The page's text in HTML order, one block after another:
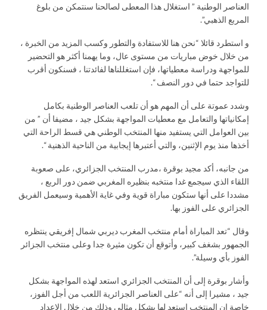
العناصر الوطنية ” استغلال هذا المعطى لصالحنا سنتمكن من بلوغ
المربع الذهبي”.
و استطرد قائلا “نحن هنا للاستفادة والتطور وكسب المزيد من الخبرة ،
من خلال خوض مباريات من مستوى عال، وما يهمنا أكثر هو التحضير
للمواجهة ودراسة معطياتها، فإن استغللناها لفائدتنا ، فسنكون أقرب
للتواجد حتما في دور النصف “.
وشدد عموتة على أن المهم هو أن تلعب العناصر الوطنية بكامل
إمكانياتها والتعامل مع معطيات المواجهة بشكل جيد ، مضيفا أن ” من
بين العوامل التي يستفيد منها المنتخب الوطني هي قسط الراحة التي
أخذها منذ يوم الإثنين، والتي أعتبرها إيجابية من الناحية الذهنية “.
من جانبه، أكد مجيد بوقرة ،مدرب المنتخب الجزائري، على صعوبة
اللقاء الذي سيجمع غدا منتخبه بنظيره المغربي ضمن دور الربع ،
مشددا على أنها ستكون مباراة قوية وفي غاية الأهمية وسيعمل الفريق
الجزائري على الفوز بها.
وقال “تعد المباراة أمام منتخب المغرب ديربي شمال إفريقي ينتظره
الجمهور بشغف كبير، وأتوقع أن تكون مثيرة جدا وعلى منتخب الجزائر
الفوز بأي وسيلة”.
وأشار بوقرة إلى أن المنتخب الجزائري استعد لهذه المواجهة بشكل
جيد ، مشيرا إلى أنه “على العناصر الجزائرية اللعب من أجل الفوز،
خاصة ان المنتخب استعد لها بشكل مثالي وذلك من خلال الإعداد